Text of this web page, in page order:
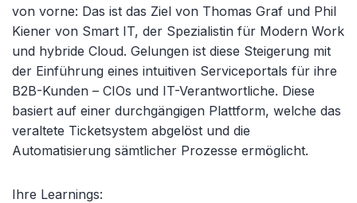
von vorne: Das ist das Ziel von Thomas Graf und Phil
Kiener von Smart IT, der Spezialistin für Modern Work
und hybride Cloud. Gelungen ist diese Steigerung mit
der Einführung eines intuitiven Serviceportals für ihre
B2B-Kunden – CIOs und IT-Verantwortliche. Diese
basiert auf einer durchgängigen Plattform, welche das
veraltete Ticketsystem abgelöst und die
Automatisierung sämtlicher Prozesse ermöglicht.
Ihre Learnings: